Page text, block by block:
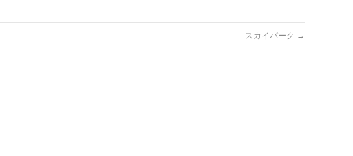
スカイパーク →